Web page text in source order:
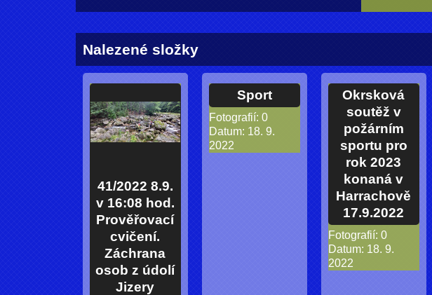
Nalezené složky
41/2022 8.9.
v 16:08 hod.
Prověřovací
cvičení.
Záchrana
osob z údolí
Jizery
Sport
Fotografií: 0
Datum: 18. 9.
2022
Okrsková
soutěž v
požárním
sportu pro
rok 2023
konaná v
Harrachově
17.9.2022
Fotografií: 0
Datum: 18. 9.
2022